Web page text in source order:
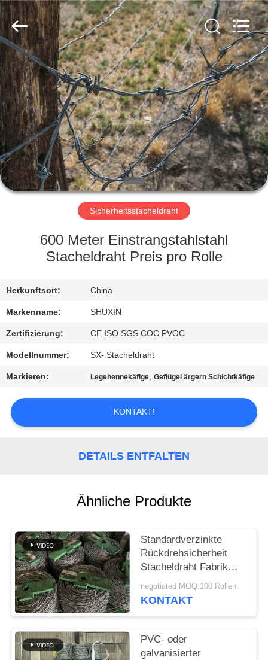
HEIM
PRODUKTE
ÜBER
UNS
WERKSBESICHTIGUNG
QUALITÄTSKONTROLLE
MIT
UNS
NACHRICHTEN
BITTE UM
ANGEBOT
DATENSCHUTZRICHTLINIE
Wire
Mesh
Co.,
Ltd..
All
Rights
Reserved.
Sicherheitsstacheldraht
600 Meter Einstrangstahlstahl
Stacheldraht Preis pro Rolle
Herkunftsort: China
Markenname: SHUXIN
Zertifizierung: CE ISO SGS COC PVOC
Modellnummer: SX- Stacheldraht
Markieren: Legehennekäfige,Geflügel ärgern Schichtkäfige
KONTAKT!
DETAILS ENTFALTEN
Ähnliche Produkte
Standardverzinkte
Rückdrehsicherheit
Stacheldraht Fabrik
direkt
negotiated MOQ:100 Rollen
KONTAKT
PVC- oder
galvanisierter